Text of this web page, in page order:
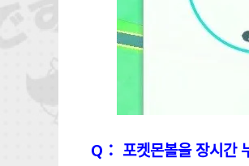
Q： 포켓몬볼을 장시간